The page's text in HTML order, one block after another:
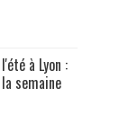
à Lyon :
semaine